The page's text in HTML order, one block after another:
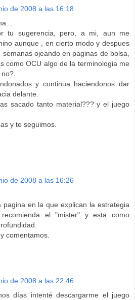
de 2008 a las 16:18
tu sugerencia, pero, a mi, aun me
aunque , en cierto modo y despues
ojeando en paginas de bolsa,
como OCU algo de la terminologia me
y continua haciendonos dar
delante.
sacado tanto material??? y el juego
y te seguimos.
de 2008 a las 16:26
pagina en la que explican la estrategia
el "mister" y esta como
comentamos.
de 2008 a las 22:46
días intenté descargarme el juego